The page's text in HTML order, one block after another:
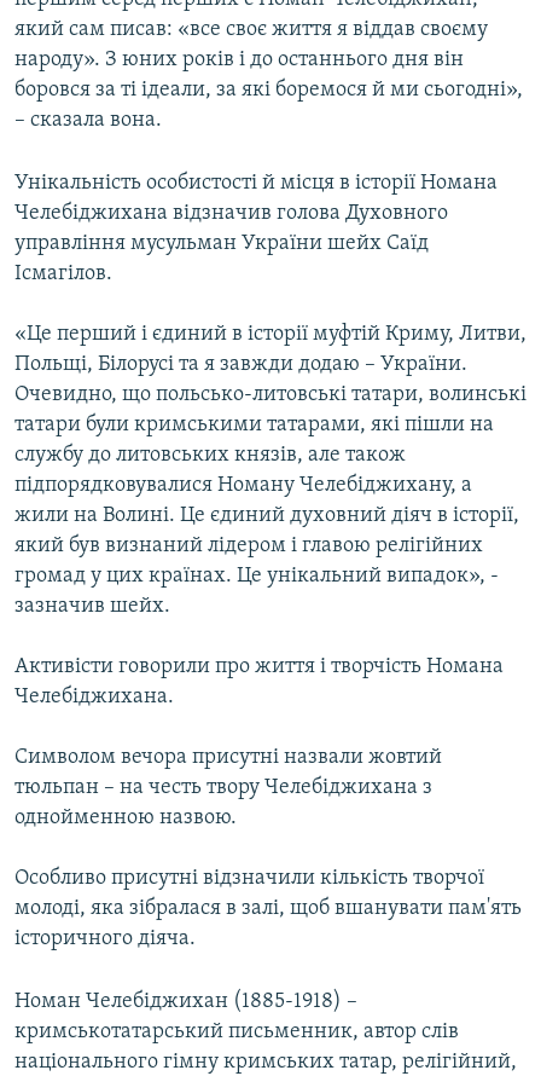
який сам писав: «все своє життя я віддав своєму
народу». З юних років і до останнього дня він
боровся за ті ідеали, за які боремося й ми сьогодні»,
– сказала вона.
Унікальність особистості й місця в історії Номана
Челебіджихана відзначив голова Духовного
управління мусульман України шейх Саїд
Ісмагілов.
«Це перший і єдиний в історії муфтій Криму, Литви,
Польщі, Білорусі та я завжди додаю – України.
Очевидно, що польсько-литовські татари, волинські
татари були кримськими татарами, які пішли на
службу до литовських князів, але також
підпорядковувалися Номану Челебіджихану, а
жили на Волині. Це єдиний духовний діяч в історії,
який був визнаний лідером і главою релігійних
громад у цих країнах. Це унікальний випадок», -
зазначив шейх.
Активісти говорили про життя і творчість Номана
Челебіджихана.
Символом вечора присутні назвали жовтий
тюльпан – на честь твору Челебіджихана з
однойменною назвою.
Особливо присутні відзначили кількість творчої
молоді, яка зібралася в залі, щоб вшанувати пам'ять
історичного діяча.
Номан Челебіджихан (1885-1918) –
кримськотатарський письменник, автор слів
національного гімну кримських татар, релігійний,